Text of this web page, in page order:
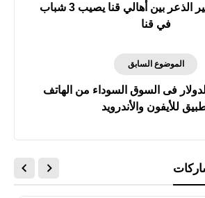
مرض غامض يثير الذعر بين أهالي قنا يصيب 3 شباب
في قنا
الموضوع السابق
فى السوق السوداء من الهاتف
للأيفون والأندرويد